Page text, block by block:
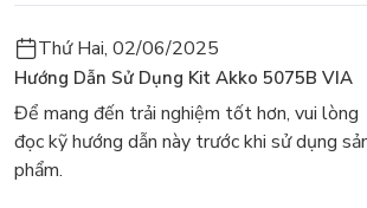
Thứ Hai, 02/06/2025
Hướng Dẫn Sử Dụng Kit Akko 5075B VIA
Để mang đến trải nghiệm tốt hơn, vui lòng
đọc kỹ hướng dẫn này trước khi sử dụng
phẩm.